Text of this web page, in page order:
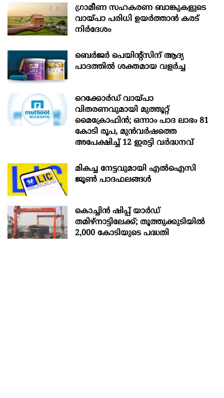
ഗ്രാമീണ സഹകരണ ബാങ്കുകളുടെ
വായ്പാ പരിധി ഉയർത്താൻ കരട്
നിർദേശം
ബെർജർ പെയിന്റ്സിന് ആദ്യ
പാദത്തിൽ ശക്തമായ വളർച്ച
റെക്കോർഡ് വായ്പാ
വിതരണവുമായി മുത്തൂറ്റ്
മൈക്രോഫിൻ; ഒന്നാം പാദ ലാഭം 81
കോടി രൂപ, മുൻവർഷത്തെ
അപേക്ഷിച്ച് 12 ഇരട്ടി വർദ്ധനവ്
മികച്ച നേട്ടവുമായി എൽഐസി
ജൂൺ പാദഫലങ്ങൾ
കൊച്ചിന്‍ ഷിപ്പ് യാർഡ്
തമിഴ്നാട്ടിലേക്ക്; തൂത്തുക്കുടിയിൽ
2,000 കോടിയുടെ പദ്ധതി